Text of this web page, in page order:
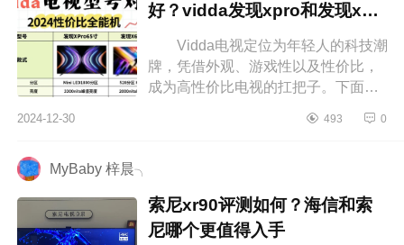
好？vidda发现xpro和发现x应
该如何选
Vidda电视定位为年轻人的科技潮
牌，凭借外观、游戏性以及性价比，
成为高性价比电视的扛把子。下面小
x哪个好？vidda发现xpro和发现x应...
2024-12-30 493 0
MyBaby 梓晨╮
索尼xr90评测如何？海信和索
尼哪个更值得入手